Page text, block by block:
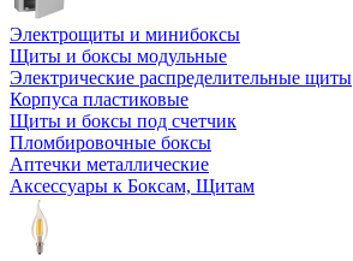
Электрощиты и минибоксы
Щиты и боксы модульные
Электрические распределительные щиты
Корпуса пластиковые
Щиты и боксы под счетчик
Пломбировочные боксы
Аптечки металлические
Аксессуары к Боксам, Щитам